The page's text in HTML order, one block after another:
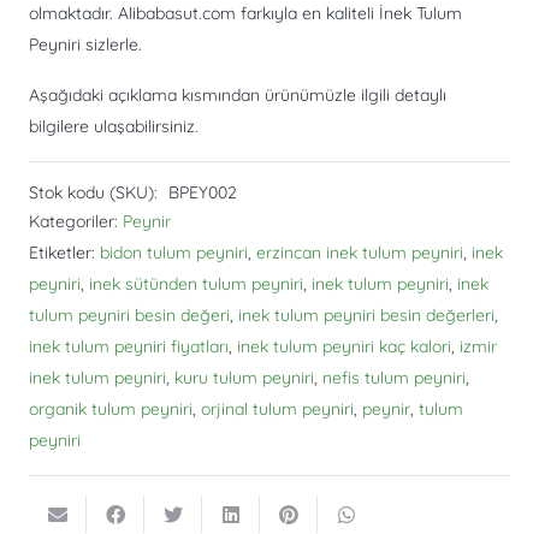
olmaktadır. Alibabasut.com farkıyla en kaliteli İnek Tulum
Peyniri sizlerle.
Aşağıdaki açıklama kısmından ürünümüzle ilgili detaylı
bilgilere ulaşabilirsiniz.
Stok kodu (SKU):
BPEY002
Kategoriler: Peynir
Etiketler: bidon tulum peyniri, erzincan inek tulum peyniri, inek
peyniri, inek sütünden tulum peyniri, inek tulum peyniri, inek
tulum peyniri besin değeri, inek tulum peyniri besin değerleri,
inek tulum peyniri fiyatları, inek tulum peyniri kaç kalori, izmir
inek tulum peyniri, kuru tulum peyniri, nefis tulum peyniri,
organik tulum peyniri, orjinal tulum peyniri, peynir, tulum
peyniri